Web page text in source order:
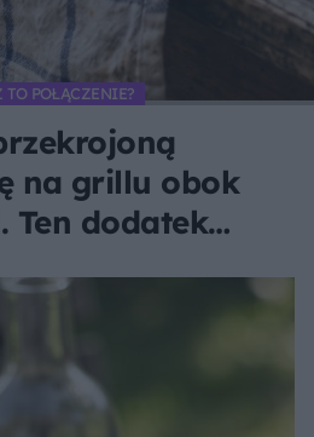
TO POŁĄCZENIE?
na grillu obok
Ten dodatek